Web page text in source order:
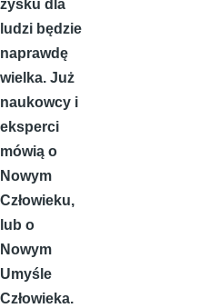
zysku dla
ludzi będzie
naprawdę
wielka. Już
naukowcy i
eksperci
mówią o
Nowym
Człowieku,
lub o
Nowym
Umyśle
Człowieka.